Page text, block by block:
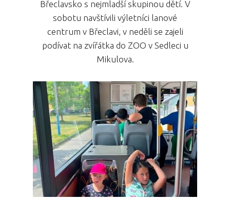
Břeclavsko s nejmladší skupinou dětí. V
sobotu navštívili výletníci lanové
centrum v Břeclavi, v neděli se zajeli
podívat na zvířátka do ZOO v Sedleci u
Mikulova.